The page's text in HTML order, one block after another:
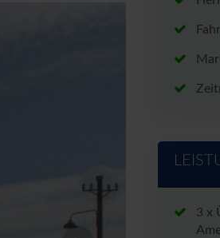
3 x
Wohnort*
stimme ich zu, weitere Informationen zu den
erklären Sie, dass Sie die